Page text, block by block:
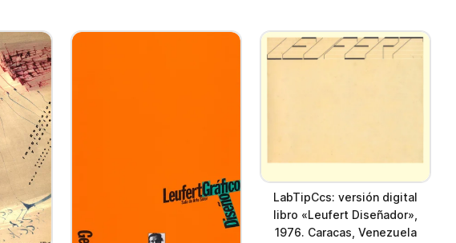
LabTipCcs: versión digital
libro «Leufert Diseñador»,
1976. Caracas, Venezuela